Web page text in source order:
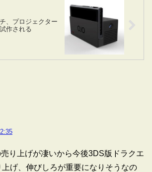
、プロジェクター
作される
り上げが凄いから今後3DS版ドラクエ
げ、伸びしろが重要になりそうなの